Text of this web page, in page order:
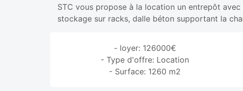
STC vous propose à la location un entrepôt
stockage sur racks, dalle béton supportant la
- loyer: 126000€
- Type d'offre: Location
- Surface: 1260 m2